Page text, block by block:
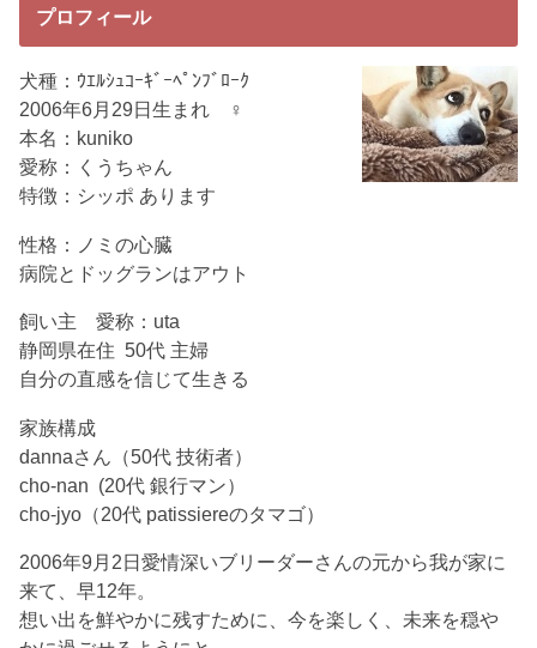
プロフィール
犬種：ｳｴﾙｼｭｺｰｷﾞｰﾍﾟﾝﾌﾞﾛｰｸ
2006年6月29日生まれ ♀
本名：kuniko
愛称：くうちゃん
特徴：シッポ あります
性格：ノミの心臓
病院とドッグランはアウト
飼い主 愛称：uta
静岡県在住 50代 主婦
自分の直感を信じて生きる
家族構成
dannaさん（50代 技術者）
cho-nan (20代 銀行マン）
cho-jyo（20代 patissiereのタマゴ）
2006年9月2日愛情深いブリーダーさんの元から我が家に
来て、早12年。
想い出を鮮やかに残すために、今を楽しく、未来を穏や